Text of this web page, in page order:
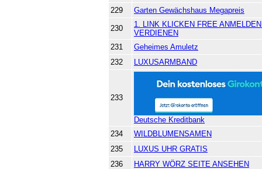
229
Garten Gewächshaus Megapreis
230
1. LINK KLICKEN FREE
VERDIENEN
231
Geheimes Amuletz
232
LUXUSARMBAND
233
Deutsche Kreditbank
234
WILDBLUMENSAMEN
235
LUXUS UHR GRATIS
236
HARRY WÖRZ SEITE ANSEHEN